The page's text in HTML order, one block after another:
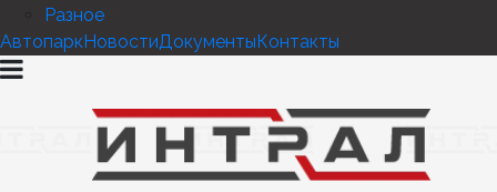
Разное
АвтопаркНовостиДокументыКонтакты